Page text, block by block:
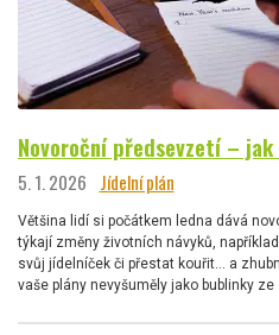
Novoroční předsevzetí –
5. 1. 2026 Jídelní plán
Většina lidí si počátkem ledna dává
týkají změny životních návyků,
svůj jídelníček či přestat kouřit… a
vaše plány nevyšuměly jako bublinky ze